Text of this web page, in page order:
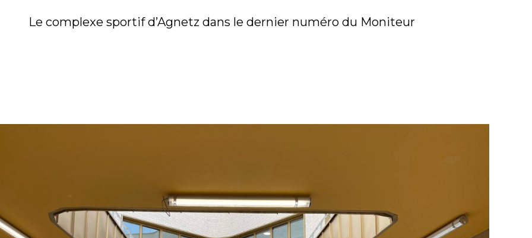
Le complexe sportif d’Agnetz dans le dernier numéro du Moniteur